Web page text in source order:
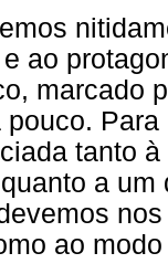
ao
marcado
tanto
a
ao